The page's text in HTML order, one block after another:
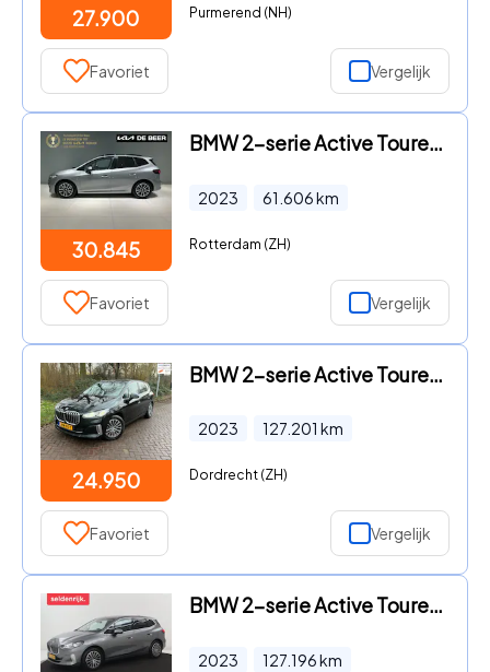
27.900 Purmerend (NH)
Favoriet Vergelijk
30.845
BMW 2-serie Active Tourer - (u06) 220i 156pk Aut M Pakket Leder Schuif/kantel Pano dak P
2023 61.606km
Rotterdam (ZH)
Favoriet Vergelijk
24.950
BMW 2-serie Active Tourer - 218i Exclusive 1 Eig. b.j. 3-2023 Leer sportstoelen, Navigat
2023 127.201 km
Dordrecht (ZH)
Favoriet Vergelijk
BMW 2-serie Active Tourer - 225e xDrive Luxury Line | SOH 95, 1% | Trekhaak | Leder | Fu
2023 127.196km